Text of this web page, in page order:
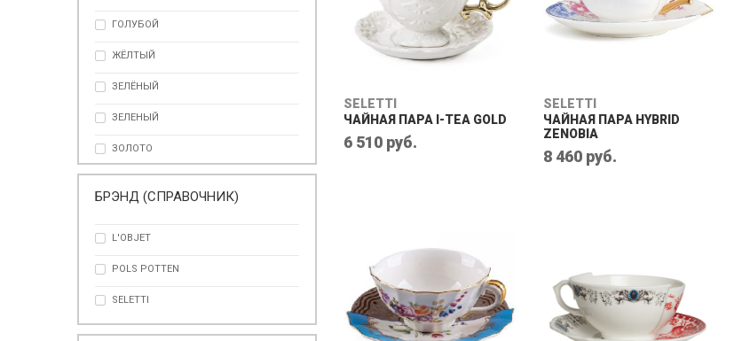
ГОЛУБОЙ
ЖЁЛТЫЙ
ЗЕЛЁНЫЙ
ЗЕЛЕНЫЙ
ЗОЛОТО
ЗОЛОТОЙ
КРАСНЫЙ
ОРАНЖЕВЫЙ
РОЗОВЫЙ
СИНИЙ
БРЭНД (СПРАВОЧНИК)
L'OBJET
POLS POTTEN
SELETTI
SELETTI
ЧАЙНАЯ ПАРА I-TEA GOLD
6 510 руб.
SELETTI
ЧАЙНАЯ ПАРА HYBRID
ZENOBIA
8 460 руб.